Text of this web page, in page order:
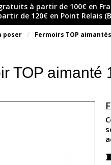
à partir de 100€ en
de 120€ en Point Relais
poser Fermoirs TOP aimantés
TOP aimanté